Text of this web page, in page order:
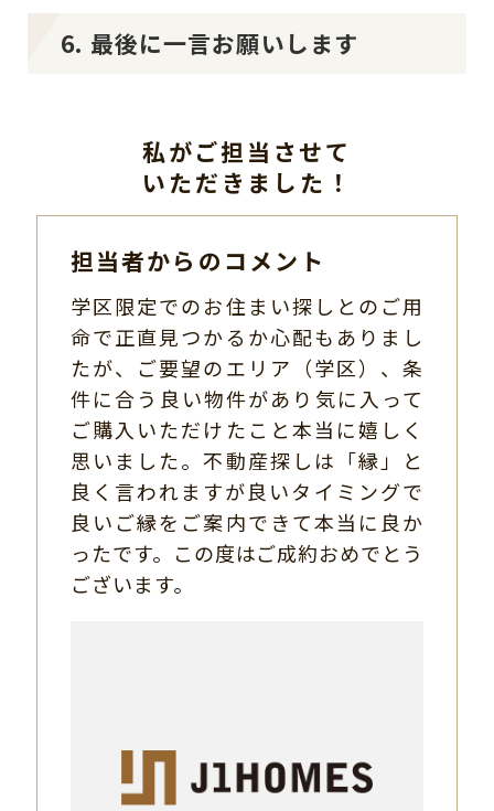
6. 最後に一言お願いします
私がご担当させて
いただきました！
担当者からのコメント
学区限定でのお住まい探しとのご用
命で正直見つかるか心配もありまし
たが、ご要望のエリア（学区）、条
件に合う良い物件があり気に入って
ご購入いただけたこと本当に嬉しく
思いました。不動産探しは「縁」と
良く言われますが良いタイミングで
良いご縁をご案内できて本当に良か
ったです。この度はご成約おめでとう
ございます。